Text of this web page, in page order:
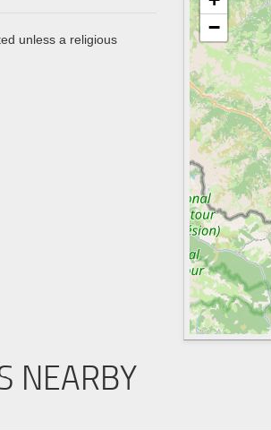
unless a religious
−
NEARBY